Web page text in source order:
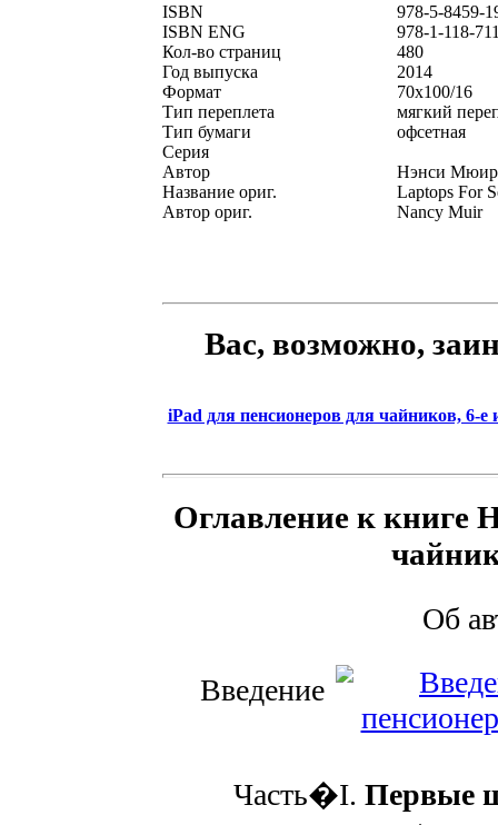
ISBN
978-5-8459-
ISBN ENG
978-1-118-
Кол-во страниц
480
Год выпуска
2014
Формат
70x100/16
Тип переплета
мягкий
Тип бумаги
офсетная
Серия
Автор
Нэнси Мюир
Название ориг.
Laptops For
Автор ориг.
Nancy Muir
Вас, возможно,
iPad для пенсионеров для чайников, 6-е
Оглавление к книге
Об
Введение
Часть�I. Первые